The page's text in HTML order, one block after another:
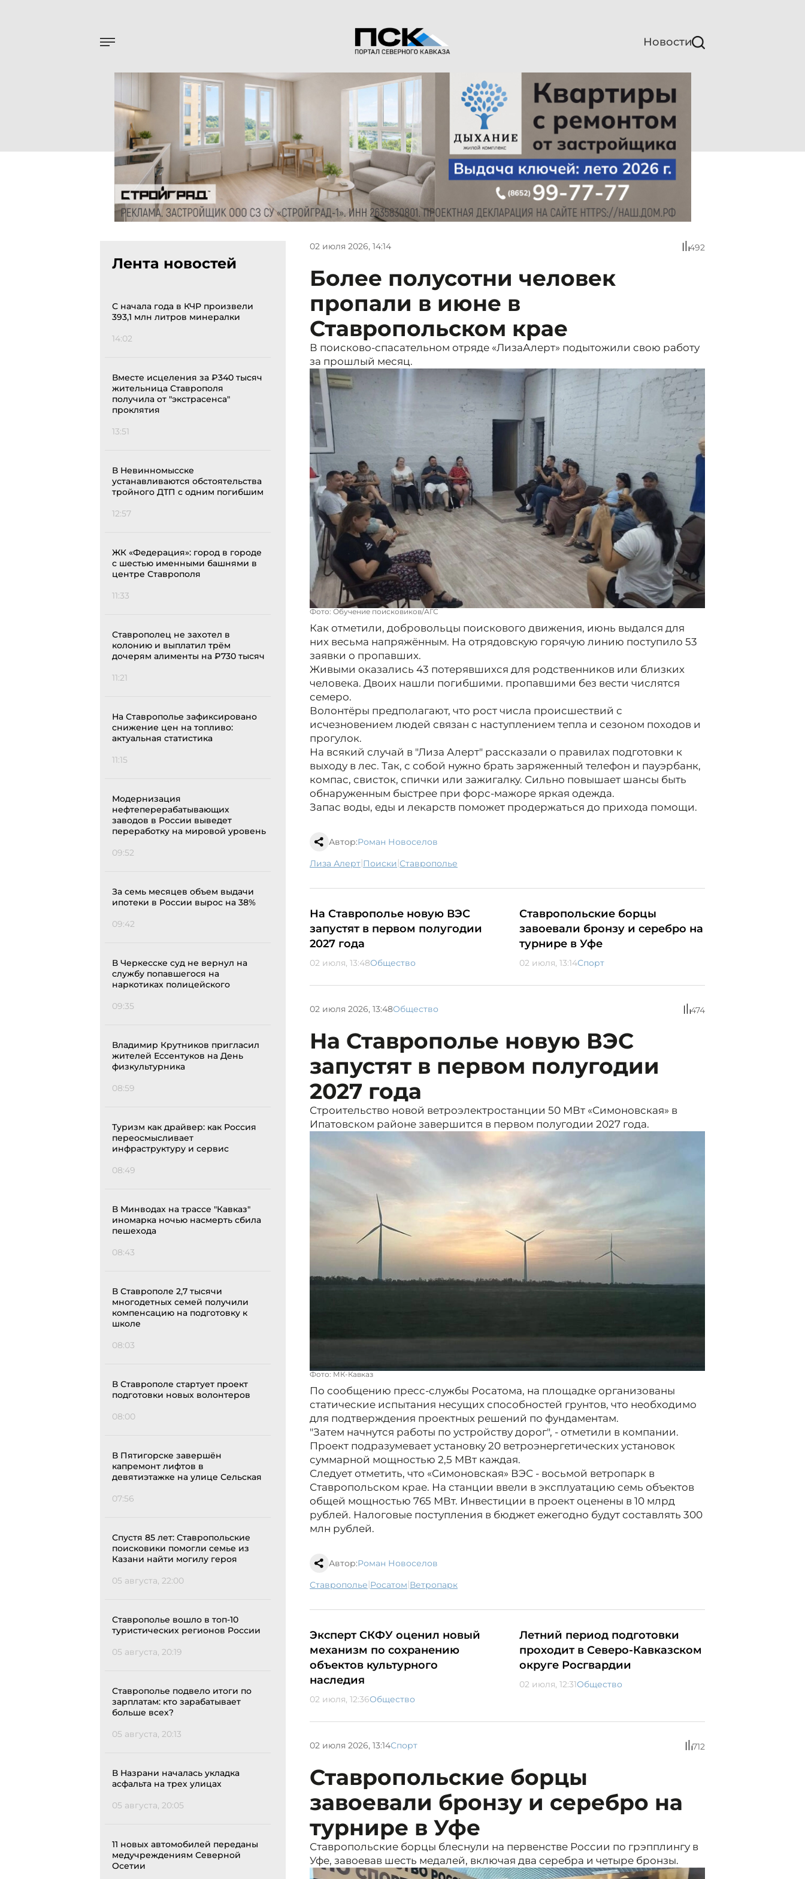
Новости
Лента новостей
С начала года в КЧР произвели
393,1 млн литров минералки
14:02
Вместе исцеления за ₽340 тысяч
жительница Ставрополя
получила от "экстрасенса"
проклятия
13:51
В Невинномысске
устанавливаются обстоятельства
тройного ДТП с одним погибшим
12:57
ЖК «Федерация»: город в городе
с шестью именными башнями в
центре Ставрополя
11:33
Ставрополец не захотел в
колонию и выплатил трём
дочерям алименты на ₽730 тысяч
11:21
На Ставрополье зафиксировано
снижение цен на топливо:
актуальная статистика
11:15
Модернизация
нефтеперерабатывающих
заводов в России выведет
переработку на мировой уровень
09:52
За семь месяцев объем выдачи
ипотеки в России вырос на 38%
09:42
В Черкесске суд не вернул на
службу попавшегося на
наркотиках полицейского
09:35
Владимир Крутников пригласил
жителей Ессентуков на День
физкультурника
08:59
Туризм как драйвер: как Россия
переосмысливает
инфраструктуру и сервис
08:49
В Минводах на трассе "Кавказ"
иномарка ночью насмерть сбила
пешехода
08:43
В Ставрополе 2,7 тысячи
многодетных семей получили
компенсацию на подготовку к
школе
08:03
В Ставрополе стартует проект
подготовки новых волонтеров
08:00
В Пятигорске завершён
капремонт лифтов в
девятиэтажке на улице Сельская
07:56
Спустя 85 лет: Ставропольские
поисковики помогли семье из
Казани найти могилу героя
05 августа, 22:00
Ставрополье вошло в топ-10
туристических регионов России
05 августа, 20:19
Ставрополье подвело итоги по
зарплатам: кто зарабатывает
больше всех?
05 августа, 20:13
В Назрани началась укладка
асфальта на трех улицах
05 августа, 20:05
11 новых автомобилей переданы
медучреждениям Северной
Осетии
02 июля 2026, 14:14 492
Более полусотни человек
пропали в июне в
Ставропольском крае
В поисково-спасательном отряде «ЛизаАлерт» подытожили свою работу
за прошлый месяц.
Фото: Обучение поисковиков/АГС
Как отметили, добровольцы поискового движения, июнь выдался для
них весьма напряжённым. На отрядовскую горячую линию поступило 53
заявки о пропавших.
Живыми оказались 43 потерявшихся для родственников или близких
человека. Двоих нашли погибшими. пропавшими без вести числятся
семеро.
Волонтёры предполагают, что рост числа происшествий с
исчезновением людей связан с наступлением тепла и сезоном походов и
прогулок.
На всякий случай в "Лиза Алерт" рассказали о правилах подготовки к
выходу в лес. Так, с собой нужно брать заряженный телефон и пауэрбанк,
компас, свисток, спички или зажигалку. Сильно повышает шансы быть
обнаруженным быстрее при форс-мажоре яркая одежда.
Запас воды, еды и лекарств поможет продержаться до прихода помощи.
Автор:Роман Новоселов
Лиза Алерт| поиски| Ставрополье
На Ставрополье новую ВЭС
запустят в первом полугодии
2027 года
02 июля, 13:48Общество
Ставропольские борцы
завоевали бронзу и серебро на
турнире в Уфе
02 июля, 13:14Спорт
02 июля 2026, 13:48Общество 474
На Ставрополье новую ВЭС
запустят в первом полугодии
2027 года
Строительство новой ветроэлектростанции 50 МВт «Симоновская» в
Ипатовском районе завершится в первом полугодии 2027 года.
Фото: МК-Кавказ
По сообщению пресс-службы Росатома, на площадке организованы
статические испытания несущих способностей грунтов, что необходимо
для подтверждения проектных решений по фундаментам.
"Затем начнутся работы по устройству дорог", - отметили в компании.
Проект подразумевает установку 20 ветроэнергетических установок
суммарной мощностью 2,5 МВт каждая.
Следует отметить, что «Симоновская» ВЭС - восьмой ветропарк в
Ставропольском крае. На станции ввели в эксплуатацию семь объектов
общей мощностью 765 МВт. Инвестиции в проект оценены в 10 млрд
рублей. Налоговые поступления в бюджет ежегодно будут составлять 300
млн рублей.
Автор:Роман Новоселов
Ставрополье| Росатом| ветропарк
Эксперт СКФУ оценил новый
механизм по сохранению
объектов культурного
наследия
02 июля, 12:36Общество
Летний период подготовки
проходит в Северо-Кавказском
округе Росгвардии
02 июля, 12:31Общество
02 июля 2026, 13:14Спорт 712
Ставропольские борцы
завоевали бронзу и серебро на
турнире в Уфе
Ставропольские борцы блеснули на первенстве России по грэпплингу в
Уфе, завоевав шесть медалей, включая два серебра и четыре бронзы.